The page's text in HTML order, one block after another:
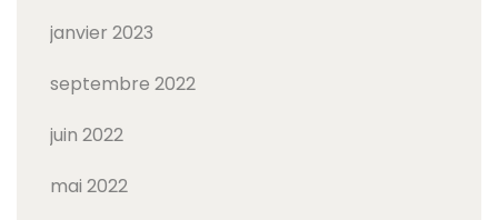
janvier 2023
septembre 2022
juin 2022
mai 2022